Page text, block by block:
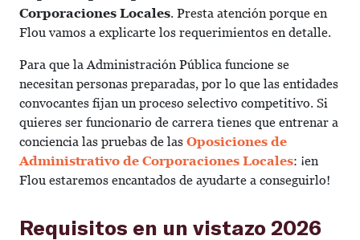
Corporaciones Locales. Presta atención porque en
Flou vamos a explicarte los requerimientos en detalle.
Para que la Administración Pública funcione se
necesitan personas preparadas, por lo que las entidades
convocantes fijan un proceso selectivo competitivo. Si
quieres ser funcionario de carrera tienes que entrenar a
conciencia las pruebas de las Oposiciones de
Administrativo de Corporaciones Locales: ¡en
Flou estaremos encantados de ayudarte a conseguirlo!
Requisitos en un vistazo 2026